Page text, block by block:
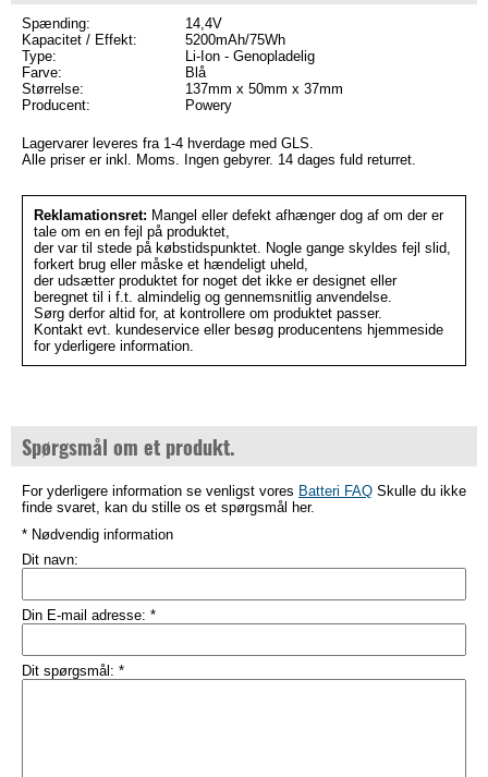
Spænding:
14,4V
Kapacitet / Effekt:
5200mAh/75Wh
Type:
Li-Ion - Genopladelig
Farve:
Blå
Størrelse:
137mm x 50mm x 37mm
Producent:
Powery
Lagervarer leveres fra 1-4 hverdage med GLS.
Alle priser er inkl. Moms. Ingen gebyrer. 14 dages fuld returret.
Reklamationsret: Mangel eller defekt afhænger dog af om der er
tale om en en fejl på produktet,
der var til stede på købstidspunktet. Nogle gange skyldes fejl slid,
forkert brug eller måske et hændeligt uheld,
der udsætter produktet for noget det ikke er designet eller
beregnet til i f.t. almindelig og gennemsnitlig anvendelse.
Sørg derfor altid for, at kontrollere om produktet passer.
Kontakt evt. kundeservice eller besøg producentens hjemmeside
for yderligere information.
Spørgsmål om et produkt.
For yderligere information se venligst vores Batteri FAQ Skulle du ikke
finde svaret, kan du stille os et spørgsmål her.
* Nødvendig information
Dit navn:
Din E-mail adresse: *
Dit spørgsmål: *